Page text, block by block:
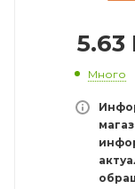
5.63
Много